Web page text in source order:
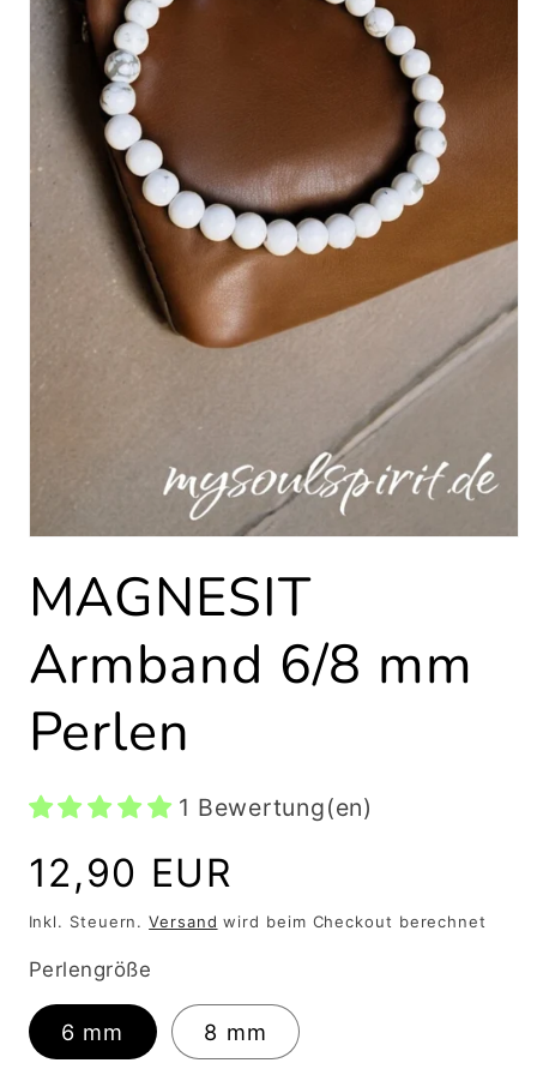
in
Modal
öffnen
MAGNESIT
Armband 6/8 mm
Perlen
1 Bewertung(en)
Normaler
Preis
12,90 EUR
Inkl. Steuern.Versand wird beim Checkout berechnet
Perlengröße
6 mm 8 mm